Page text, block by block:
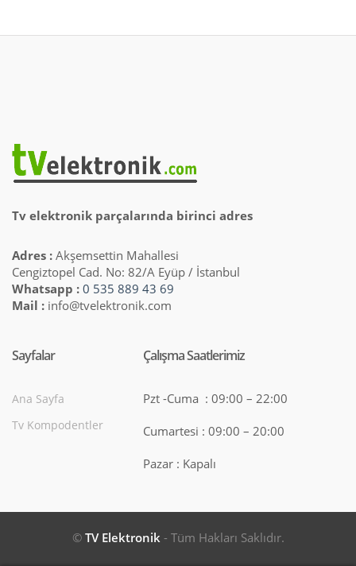
Tv elektronik parçalarında birinci adres
Adres : Akşemsettin Mahallesi
Cengiztopel Cad. No: 82/A Eyüp / İstanbul
Whatsapp : 0 535 889 43 69
Mail : info@tvelektronik.com
Sayfalar
Ana Sayfa
Tv Kompodentler
Çalışma Saatlerimiz
Pzt -Cuma : 09:00 – 22:00
Cumartesi : 09:00 – 20:00
Pazar : Kapalı
© TV Elektronik- Tüm Hakları Saklıdır.